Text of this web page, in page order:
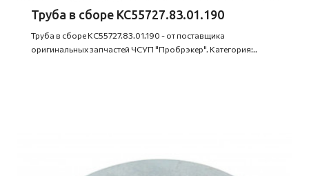
Труба в сборе КС55727.83.01.190
Труба в сборе КС55727.83.01.190 - от поставщика
оригинальных запчастей ЧСУП "Пробрэкер". Категория:..